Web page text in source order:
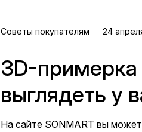
Советы покупателям 24
3D-примерка
выглядеть у
На сайте SONMART вы